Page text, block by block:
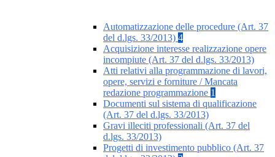
Automatizzazione delle procedure (Art. 37
del d.lgs. 33/2013) 4
Acquisizione interesse realizzazione opere
incompiute (Art. 37 del d.lgs. 33/2013)
Atti relativi alla programmazione di lavori,
opere, servizi e forniture / Mancata
redazione programmazione 1
Documenti sul sistema di qualificazione
(Art. 37 del d.lgs. 33/2013)
Gravi illeciti professionali (Art. 37 del
d.lgs. 33/2013)
Progetti di investimento pubblico (Art. 37